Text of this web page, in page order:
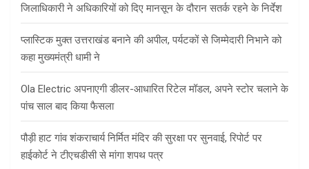
जिलाधिकारी ने अधिकारियों को दिए मानसून के दौरान सतर्क रहने के निर्देश
प्लास्टिक मुक्त उत्तराखंड बनाने की अपील, पर्यटकों से जिम्मेदारी निभाने को
कहा मुख्यमंत्री धामी ने
Ola Electric अपनाएगी डीलर-आधारित रिटेल मॉडल, अपने स्टोर चलाने के
पांच साल बाद किया फैसला
पौड़ी हाट गांव शंकराचार्य निर्मित मंदिर की सुरक्षा पर सुनवाई, रिपोर्ट पर
हाईकोर्ट ने टीएचडीसी से मांगा शपथ पत्र